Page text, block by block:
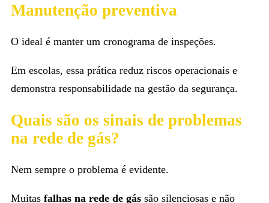
Manutenção preventiva
O ideal é manter um cronograma de inspeções.
Em escolas, essa prática reduz riscos operacionais e
demonstra responsabilidade na gestão da segurança.
Quais são os sinais de problemas
na rede de gás?
Nem sempre o problema é evidente.
Muitas falhas na rede de gás são silenciosas e não